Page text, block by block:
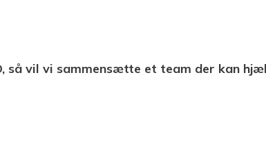
så vil vi sammensætte et team der kan